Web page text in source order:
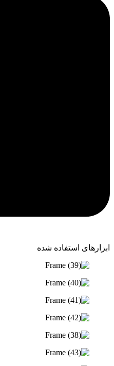
ابزار‌های استفاده شده